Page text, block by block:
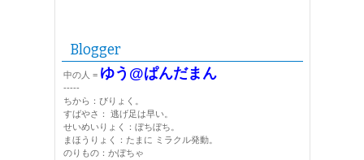
Blogger
中の人 = ゆう@ぱんだまん
-----
ちから：びりょく。
すばやさ： 逃げ足は早い。
せいめいりょく：ぼちぼち。
まほうりょく：たまに ミラクル発動。
のりもの：かぼちゃ